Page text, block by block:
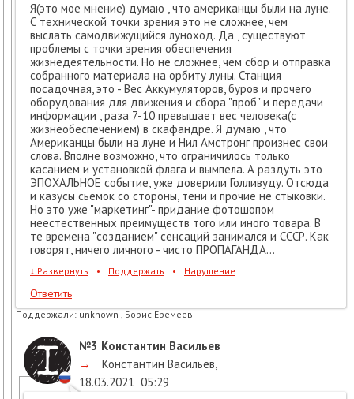
Я(это мое мнение) думаю , что американцы были на луне.
С технической точки зрения это не сложнее, чем
выслать самодвижущийся луноход. Да , существуют
проблемы с точки зрения обеспечения
жизнедеятельности. Но не сложнее, чем сбор и отправка
собранного материала на орбиту луны. Станция
посадочная, это - Вес Аккумуляторов, буров и прочего
оборудования для движения и сбора "проб" и передачи
информации , раза 7-10 превышает вес человека(с
жизнеобеспечением) в скафандре. Я думаю , что
Американцы были на луне и Нил Амстронг произнес свои
слова. Вполне возможно, что ограничилось только
касанием и установкой флага и вымпела. А раздуть это
ЭПОХАЛЬНОЕ событие, уже доверили Голливуду. Отсюда
и казусы сьемок со стороны, тени и прочие не стыковки.
Но это уже "маркетинг"- придание фотошопом
неестественных преимуществ того или иного товара. В
те времена "созданием" сенсаций занимался и СССР. Как
говорят, ничего личного - чисто ПРОПАГАНДА...
↓ Развернуть • Поддержать • Нарушение
Ответить
Поддержали: unknown , Борис Еремеев
№3 Константин Васильев
→
Константин Васильев,
18.03.2021 05:29